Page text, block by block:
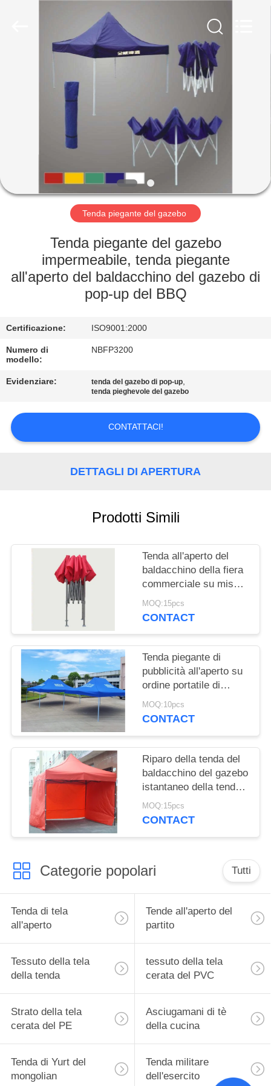
PRODOTTI
GIRO
FABBRICA
CONTROLLO
CONTATTICI
DEL
SITO
PRIVACY
Tenda piegante del gazebo
Tenda piegante del gazebo
impermeabile, tenda piegante
all'aperto del baldacchino del gazebo di
pop-up del BBQ
Certificazione: ISO9001:2000
Numero di
modello:
NBFP3200
Evidenziare: tenda del gazebo di pop-up,
tenda pieghevole del gazebo
CONTATTACI!
DETTAGLI DI APERTURA
Prodotti Simili
Tenda all'aperto del
baldacchino della fiera
commerciale su misura
promozione di 3m x di
3, tenda piegante di
MOQ:15pcs
CONTACT
Tenda piegante di
pubblicità all'aperto su
ordine portatile di
serigrafia
MOQ:10pcs
CONTACT
Riparo della tenda del
baldacchino del gazebo
istantaneo della tenda
foranea/tenda
istantanei pieganti di
MOQ:15pcs
CONTACT
Categorie popolari Tutti
Tenda di tela
all'aperto
Tende all'aperto del
partito
Tessuto della tela
della tenda
tessuto della tela
cerata del PVC
Strato della tela
cerata del PE
Asciugamani di tè
della cucina
Tenda di Yurt del
mongolian
Tenda militare
dell'esercito